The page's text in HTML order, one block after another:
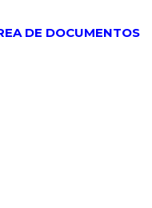
DE DOCUMENTOS